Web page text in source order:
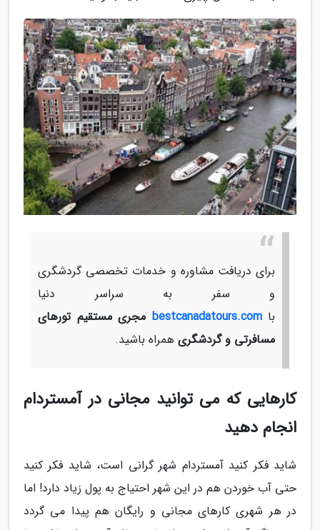
برای دریافت مشاوره و خدمات تخصصی گردشگری
و سفر به سراسر دنیا
باbestcanadatours.com مجری مستقیم تورهای
مسافرتی و گردشگری همراه باشید.
کارهایی که می توانید مجانی در آمستردام
انجام دهید
شاید فکر کنید آمستردام شهر گرانی است، شاید فکر کنید
حتی آب خوردن هم در این شهر احتیاج به پول زیاد دارد! اما
در هر شهری کارهای مجانی و رایگان هم پیدا می گردد